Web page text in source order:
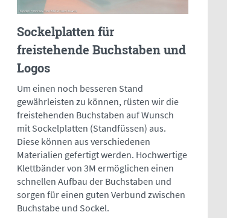
Sockelplatten für
freistehende Buchstaben und
Logos
Um einen noch besseren Stand
gewährleisten zu können, rüsten wir die
freistehenden Buchstaben auf Wunsch
mit Sockelplatten (Standfüssen) aus.
Diese können aus verschiedenen
Materialien gefertigt werden. Hochwertige
Klettbänder von 3M ermöglichen einen
schnellen Aufbau der Buchstaben und
sorgen für einen guten Verbund zwischen
Buchstabe und Sockel.